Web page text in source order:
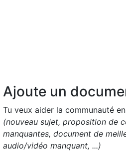
Ajoute un
Tu veux aider la communauté
(nouveau sujet, proposition de
manquantes, document de
audio/vidéo manquant, ...)